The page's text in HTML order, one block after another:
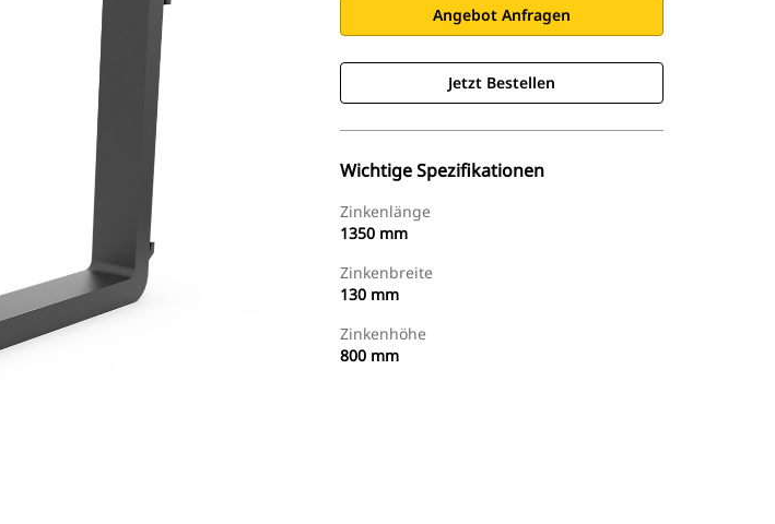
Angebot Anfragen
Jetzt Bestellen
Wichtige Spezifikationen
Zinkenlänge
1350 mm
Zinkenbreite
130 mm
Zinkenhöhe
800 mm